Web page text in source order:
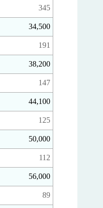
345
34,500
191
38,200
147
44,100
125
50,000
112
56,000
89